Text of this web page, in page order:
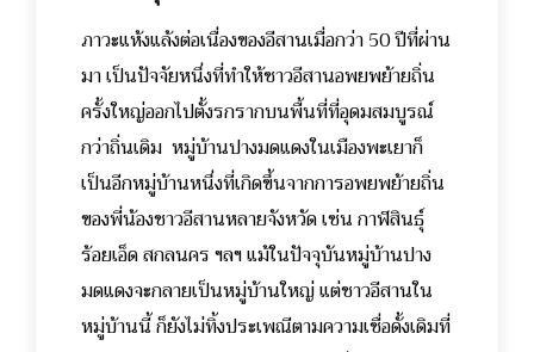
ภาวะแห้งแล้งต่อเนื่องของอีสานเมื่อกว่า 50 ปีที่ผ่าน
มา เป็นปัจจัยหนึ่งที่ทำให้ชาวอีสานอพยพย้ายถิ่น
ครั้งใหญ่ออกไปตั้งรกรากบนพื้นที่ที่อุดมสมบูรณ์
กว่าถิ่นเดิม หมู่บ้านปางมดแดงในเมืองพะเยาก็
เป็นอีกหมู่บ้านหนึ่งที่เกิดขึ้นจากการอพยพย้ายถิ่น
ของพี่น้องชาวอีสานหลายจังหวัด เช่น กาฬสินธุ์
ร้อยเอ็ด สกลนคร ฯลฯ แม้ในปัจจุบันหมู่บ้านปาง
มดแดงจะกลายเป็นหมู่บ้านใหญ่ แต่ชาวอีสานใน
หมู่บ้านนี้ ก็ยังไม่ทิ้งประเพณีตามความเชื่อดั้งเดิมที่